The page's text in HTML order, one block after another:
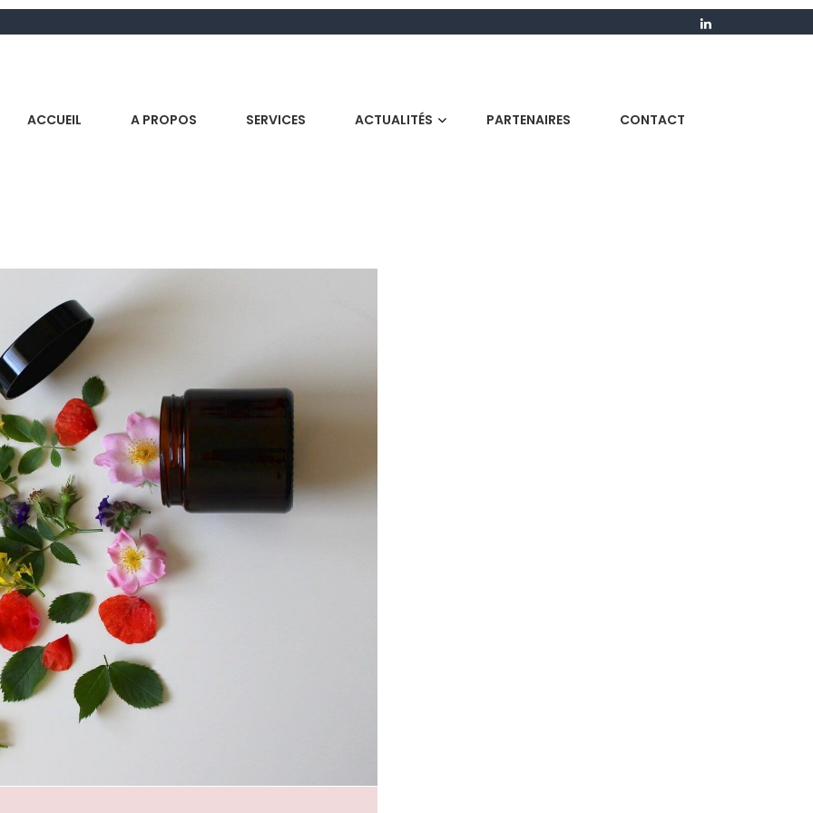
ACCUEIL A PROPOS SERVICES ACTUALITÉS PARTENAIRES CONTACT